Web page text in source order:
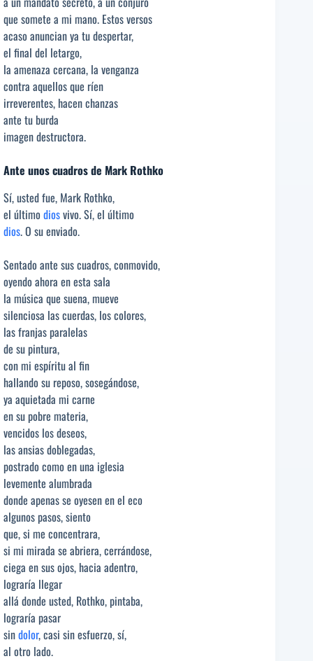
que somete a mi mano. Estos versos
acaso anuncian ya tu despertar,
el final del letargo,
la amenaza cercana, la venganza
contra aquellos que ríen
irreverentes, hacen chanzas
ante tu burda
imagen destructora.
Ante unos cuadros de Mark Rothko
Sí, usted fue, Mark Rothko,
el último diosvivo. Sí, el último
dios. O su enviado.
Sentado ante sus cuadros, conmovido,
oyendo ahora en esta sala
la música que suena, mueve
silenciosa las cuerdas, los colores,
las franjas paralelas
de su pintura,
con mi espíritu al fin
hallando su reposo, sosegándose,
ya aquietada mi carne
en su pobre materia,
vencidos los deseos,
las ansias doblegadas,
postrado como en una iglesia
levemente alumbrada
donde apenas se oyesen en el eco
algunos pasos, siento
que, si me concentrara,
si mi mirada se abriera, cerrándose,
ciega en sus ojos, hacia adentro,
lograría llegar
allá donde usted, Rothko, pintaba,
lograría pasar
sindolor, casi sin esfuerzo, sí,
al otro lado.